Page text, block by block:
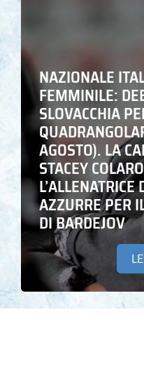
NAZIONALE
FEMMINILE:
SLOVACCHIA
AGOSTO). LA
STACEY
L’ALLENATRICE
AZZURRE PER
DI BARDEJOV